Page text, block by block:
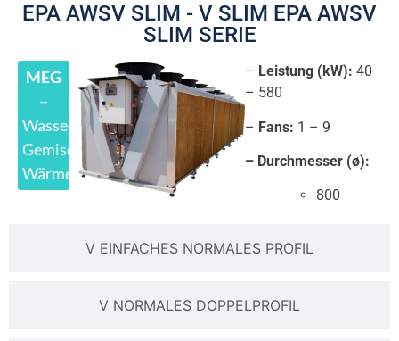
V EINFACHES NORMALES PROFIL
V NORMALES DOPPELPROFIL
EPA AWSV SLIM - V SLIM EPA AWSV
SLIM SERIE
MEG
–
Wasser/Glykol-
Gemische.
Wärmeübertragungsflüssigkeiten
– Leistung (kW): 40
– 580
– Fans: 1 – 9
– Durchmesser (ø):
800